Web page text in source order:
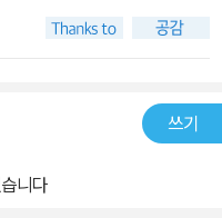
쓰기
니다